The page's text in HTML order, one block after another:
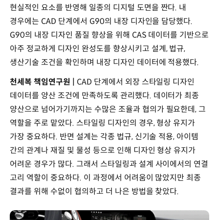
현실적인 요소를 반영해 일종의 디지털 도면을 짠다. 내
경우에는 CAD 단계에서 G90의 내장 디자인을 담당했다.
G90의 내장 디자인 품질 향상을 위해 CAS 데이터를 기반으로
아주 정교하게 디자인 완성도를 향상시키고 설계, 법규,
생산기술 조건을 확인하며 내장 디자인 데이터에 적용했다.
천세복 책임연구원 | CAD 단계에서 외장 스타일링 디자인
데이터를 양산 조건에 만족하도록 관리했다. 데이터가 최종
양산으로 넘어가기까지는 수많은 조율과 협의가 필요한데, 그
역할을 주로 맡았다. 스타일링 디자인의 경우, 형상 유지가
가장 중요하다. 반면 설계는 각종 법규, 신기술 적용, 아이템
간의 관계나 재질 및 물성 등으로 인해 디자인 형상 유지가
어려운 경우가 많다. 그래서 스타일링과 설계 사이에서의 연결
고리 역할이 중요하다. 이 과정에서 어려움이 많았지만 최종
결과를 위해 수없이 협의하고 더 나은 방법을 찾았다.